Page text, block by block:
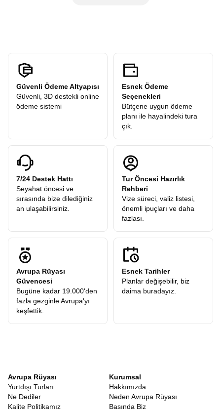
Güvenli Ödeme Altyapısı
Güvenli, 3D destekli online
ödeme sistemi
Esnek Ödeme
Seçenekleri
Bütçene uygun ödeme
planı ile hayalindeki tura
çık.
7/24 Destek Hattı
Seyahat öncesi ve
sırasında bize dilediğiniz
an ulaşabilirsiniz.
Tur Öncesi Hazırlık
Rehberi
Vize süreci, valiz listesi,
önemli ipuçları ve daha
fazlası.
Avrupa Rüyası
Güvencesi
Bugüne kadar 19.000'den
fazla gezginle Avrupa'yı
keşfettik.
Esnek Tarihler
Planlar değişebilir, biz
daima buradayız.
Avrupa Rüyası
Yurtdışı Turları
Ne Dediler
Kalite Politikamız
Kurumsal
Hakkımızda
Neden Avrupa Rüyası
Basında Biz